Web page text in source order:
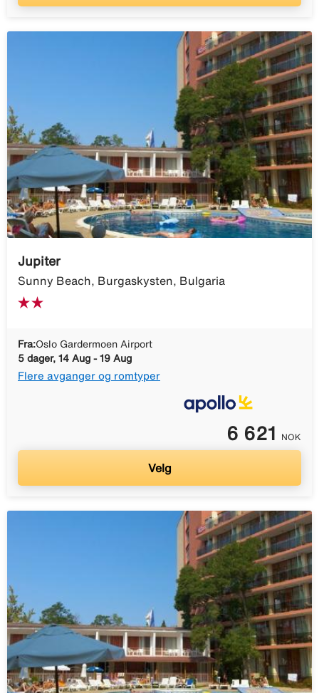
Jupiter
Sunny Beach, Burgaskysten, Bulgaria
Fra:Oslo Gardermoen Airport
5 dager, 14 Aug - 19 Aug
Flere avganger og romtyper
6 621 NOK
Velg